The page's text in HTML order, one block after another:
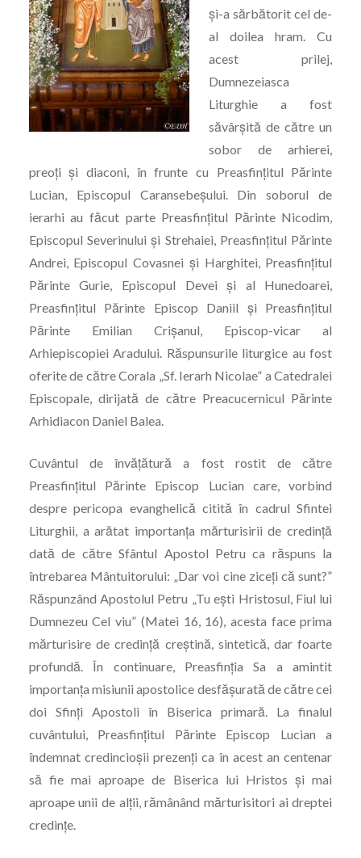
și-a sărbătorit cel de-
al doilea hram. Cu
acest prilej,
Dumnezeiasca
Liturghie a fost
săvârșită de către un
sobor de arhierei,
preoți și diaconi, în frunte cu Preasfințitul Părinte
Lucian, Episcopul Caransebeșului. Din soborul de
ierarhi au făcut parte Preasfințitul Părinte Nicodim,
Episcopul Severinului și Strehaiei, Preasfințitul Părinte
Andrei, Episcopul Covasnei și Harghitei, Preasfințitul
Părinte Gurie, Episcopul Devei și al Hunedoarei,
Preasfințitul Părinte Episcop Daniil și Preasfințitul
Părinte Emilian Crișanul, Episcop-vicar al
Arhiepiscopiei Aradului. Răspunsurile liturgice au fost
oferite de către Corala „Sf. Ierarh Nicolae” a Catedralei
Episcopale, dirijată de către Preacucernicul Părinte
Arhidiacon Daniel Balea.
Cuvântul de învățătură a fost rostit de către
Preasfințitul Părinte Episcop Lucian care, vorbind
despre pericopa evanghelică citită în cadrul Sfintei
Liturghii, a arătat importanța mărturisirii de credință
dată de către Sfântul Apostol Petru ca răspuns la
întrebarea Mântuitorului: „Dar voi cine ziceți că sunt?”
Răspunzând Apostolul Petru „Tu eşti Hristosul, Fiul lui
Dumnezeu Cel viu” (Matei 16, 16), acesta face prima
mărturisire de credință creștină, sintetică, dar foarte
profundă. În continuare, Preasfinția Sa a amintit
importanța misiunii apostolice desfășurată de către cei
doi Sfinți Apostoli în Biserica primară. La finalul
cuvântului, Preasfințitul Părinte Episcop Lucian a
îndemnat credincioșii prezenți ca în acest an centenar
să fie mai aproape de Biserica lui Hristos și mai
aproape unii de alții, rămânând mărturisitori ai dreptei
credințe.